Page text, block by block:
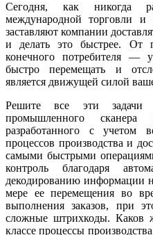
Сегодня, как никогда
международной торговли и
заставляют компании
и делать это быстрее. От
конечного потребителя —
быстро перемещать и
является движущей силой
Решите все эти задачи
промышленного
разработанного с учетом
процессов производства и
самыми быстрыми
контроль благодаря
декодированию информации
мере ее перемещения во
выполнения заказов, при
сложные штрихкоды. Каков
классе процессы